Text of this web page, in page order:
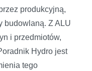
produkcyjną,
budowlaną. Z ALU
i przedmiotów,
Hydro jest
tego